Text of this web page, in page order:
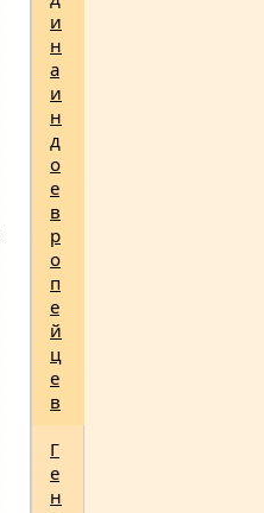
и
н
а
и
н
д
о
е
в
р
о
п
е
й
ц
е
в
Г
е
н